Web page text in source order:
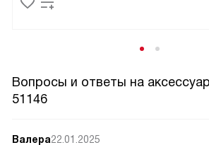
Вопросы и ответы на
51146
Валера22.01.2025